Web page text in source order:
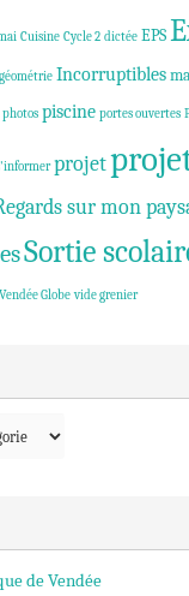
Cuisine Cycle 2 dictée EPS
géométrie Incorruptibles
photos piscine portes ouvertes
projet
sur mon
Sortie
Vendée Globe vide grenier
de Vendée